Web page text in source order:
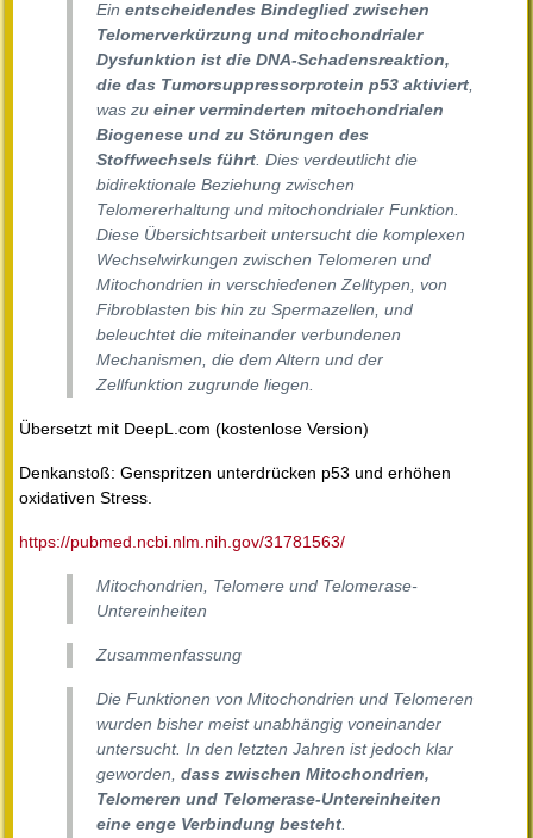
Ein entscheidendes Bindeglied zwischen
Telomerverkürzung und mitochondrialer
Dysfunktion ist die DNA-Schadensreaktion,
die das Tumorsuppressorprotein p53 aktiviert,
was zu einer verminderten mitochondrialen
Biogenese und zu Störungen des
Stoffwechsels führt. Dies verdeutlicht die
bidirektionale Beziehung zwischen
Telomererhaltung und mitochondrialer Funktion.
Diese Übersichtsarbeit untersucht die komplexen
Wechselwirkungen zwischen Telomeren und
Mitochondrien in verschiedenen Zelltypen, von
Fibroblasten bis hin zu Spermazellen, und
beleuchtet die miteinander verbundenen
Mechanismen, die dem Altern und der
Zellfunktion zugrunde liegen.
Übersetzt mit DeepL.com (kostenlose Version)
Denkanstoß: Genspritzen unterdrücken p53 und erhöhen
oxidativen Stress.
https://pubmed.ncbi.nlm.nih.gov/31781563/
Mitochondrien, Telomere und Telomerase-
Untereinheiten
Zusammenfassung
Die Funktionen von Mitochondrien und Telomeren
wurden bisher meist unabhängig voneinander
untersucht. In den letzten Jahren ist jedoch klar
geworden, dass zwischen Mitochondrien,
Telomeren und Telomerase-Untereinheiten
eine enge Verbindung besteht.